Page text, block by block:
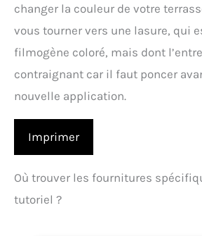
changer la couleur de votre
vous tourner vers une lasure, qui
filmogène coloré, mais dont
contraignant car il faut poncer
nouvelle application.
Imprimer
Où trouver les fournitures
tutoriel ?